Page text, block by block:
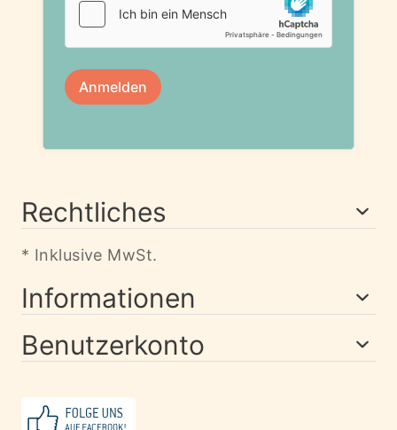
Rechtliches
* Inklusive MwSt.
Informationen
Benutzerkonto